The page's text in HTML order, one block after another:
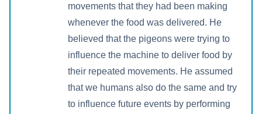
movements that they had been making
whenever the food was delivered. He
believed that the pigeons were trying to
influence the machine to deliver food by
their repeated movements. He assumed
that we humans also do the same and try
to influence future events by performing